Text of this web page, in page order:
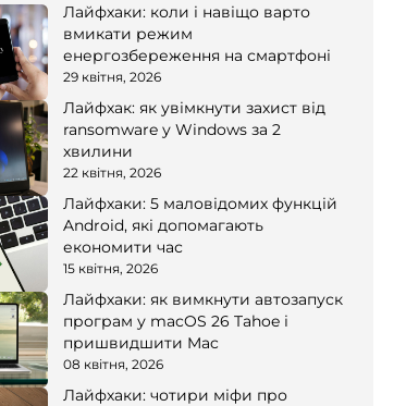
Лайфхаки: коли і навіщо варто
вмикати режим
енергозбереження на смартфоні
29 квітня, 2026
Лайфхак: як увімкнути захист від
ransomware у Windows за 2
хвилини
22 квітня, 2026
Лайфхаки: 5 маловідомих функцій
Android, які допомагають
економити час
15 квітня, 2026
Лайфхаки: як вимкнути автозапуск
програм у macOS 26 Tahoe і
пришвидшити Mac
08 квітня, 2026
Лайфхаки: чотири міфи про